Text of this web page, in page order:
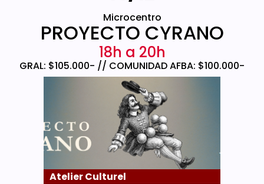
Microcentro
PROYECTO CYRANO
18h a 20h
GRAL: $105.000- // COMUNIDAD AFBA: $100.000-
Atelier Culturel